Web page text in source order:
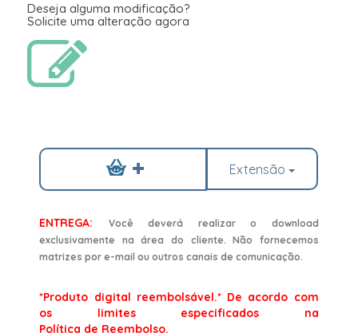
Deseja alguma modificação?
Solicite uma alteração agora
Extensão
ENTREGA:
Você deverá realizar o download
exclusivamente na área do cliente. Não fornecemos
matrizes por e-mail ou outros canais de comunicação.
*Produto digital reembolsável.* De acordo com
os limites especificados na
Política de Reembolso.